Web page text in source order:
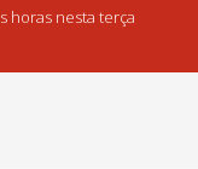
horas nesta terça